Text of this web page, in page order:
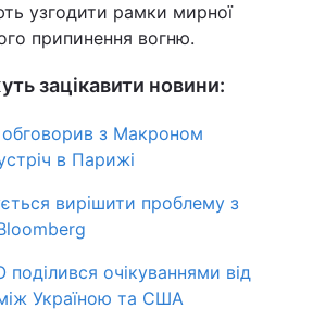
узгодити рамки мирної
припинення вогню.
зацікавити новини:
з Макроном
в Парижі
вирішити проблему з
очікуваннями від
Україною та США